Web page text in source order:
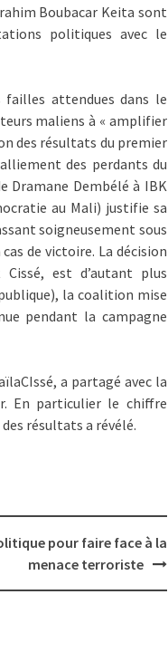
Boubacar Keita sont
politiques avec le
failles attendues dans le
maliens à « amplifier
des résultats du premier
des perdants du
Dramane Dembélé à IBK
au Mali) justifie sa
soigneusement sous
de victoire. La décision
est d’autant plus
la coalition mise
pendant la campagne
a partagé avec la
En particulier le chiffre
résultats a révélé.
pour faire face à la
menace terroriste